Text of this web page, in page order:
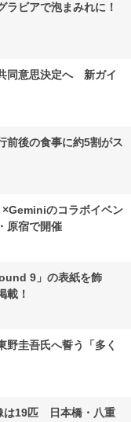
ラビアで泡まみれに！
同意思決定へ 新ガイ
前後の食事に約5割がス
のコラボイベン
原宿で開催
9」の表紙を飾
載！
野圭吾氏へ誓う「多く
は19匹 日本橋・八重